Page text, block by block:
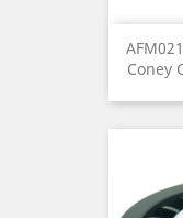
Coney